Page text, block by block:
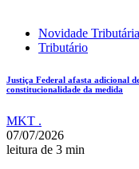
Novidade Tributária
Tributário
Justiça Federal afasta adicional
constitucionalidade da medida
MKT .
07/07/2026
leitura de 3 min